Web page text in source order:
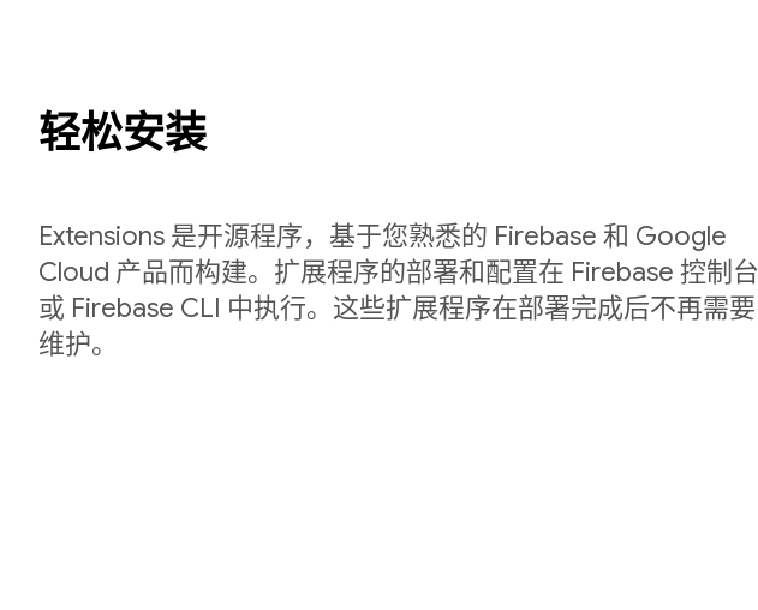
轻松安装
Extensions 是开源程序，基于您熟悉的 Firebase 和 Google
Cloud 产品而构建。扩展程序的部署和配置在 Firebase 控制台
或 Firebase CLI 中执行。这些扩展程序在部署完成后不再需要
维护。